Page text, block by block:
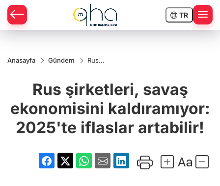
TR
Anasayfa Gündem
Rus
ekonomisini
kaldıramıyor:
iflaslar
artabilir!
Rus şirketleri, savaş
ekonomisini kaldıramıyor:
2025'te iflaslar artabilir!